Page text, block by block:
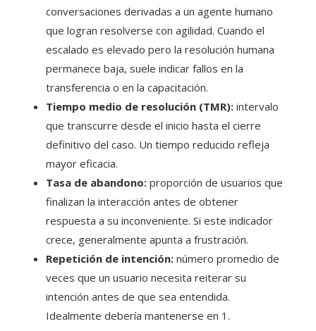
conversaciones derivadas a un agente humano
que logran resolverse con agilidad. Cuando el
escalado es elevado pero la resolución humana
permanece baja, suele indicar fallos en la
transferencia o en la capacitación.
Tiempo medio de resolución (TMR): intervalo
que transcurre desde el inicio hasta el cierre
definitivo del caso. Un tiempo reducido refleja
mayor eficacia.
Tasa de abandono: proporción de usuarios que
finalizan la interacción antes de obtener
respuesta a su inconveniente. Si este indicador
crece, generalmente apunta a frustración.
Repetición de intención: número promedio de
veces que un usuario necesita reiterar su
intención antes de que sea entendida.
Idealmente debería mantenerse en 1.